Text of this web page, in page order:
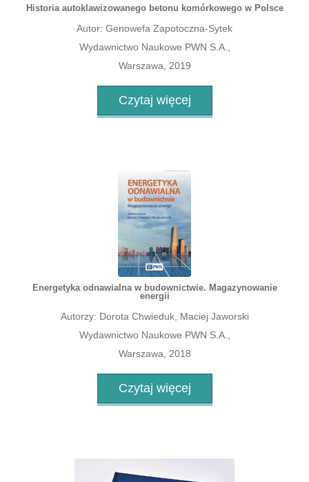
Historia autoklawizowanego betonu komórkowego w Polsce
Autor: Genowefa Zapotoczna-Sytek
Wydawnictwo Naukowe PWN S.A.,
Warszawa, 2019
Czytaj więcej
Energetyka odnawialna w budownictwie. Magazynowanie
energii
Autorzy: Dorota Chwieduk, Maciej Jaworski
Wydawnictwo Naukowe PWN S.A.,
Warszawa, 2018
Czytaj więcej